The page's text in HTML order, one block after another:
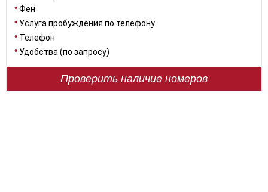
Фен
Услуга пробуждения по телефону
Телефон
Удобства (по запросу)
Проверить наличие номеров